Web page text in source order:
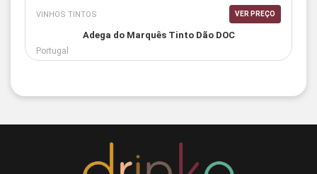
VINHOS TINTOS VER PREÇO
Adega do Marquês Tinto Dão DOC
Portugal